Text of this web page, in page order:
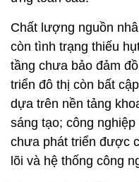
Chất lượng nguồn
còn tình trạng thiếu
tầng chưa bảo đảm
triển đô thị còn bất
dựa trên nền tảng
sáng tạo; công
chưa phát triển được
lõi và hệ thống công